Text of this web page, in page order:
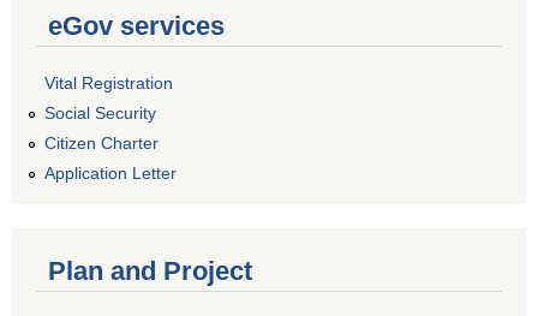
eGov services
Vital Registration
Social Security
Citizen Charter
Application Letter
Plan and Project